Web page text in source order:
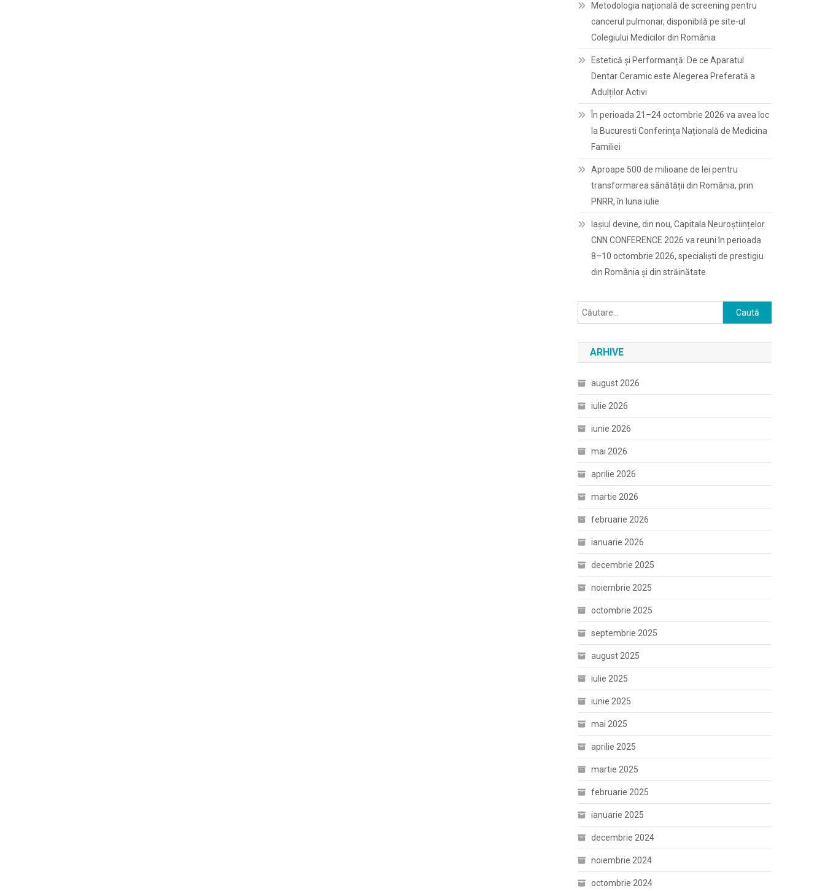
Metodologia națională de screening pentru
cancerul pulmonar, disponibilă pe site-ul
Colegiului Medicilor din România
Estetică și Performanță: De ce Aparatul
Dentar Ceramic este Alegerea Preferată a
Adulților Activi
În perioada 21–24 octombrie 2026 va avea loc
la Bucuresti Conferința Națională de Medicina
Familiei
Aproape 500 de milioane de lei pentru
transformarea sănătății din România, prin
PNRR, în luna iulie
Iașiul devine, din nou, Capitala Neuroștiințelor.
CNN CONFERENCE 2026 va reuni în perioada
8–10 octombrie 2026, specialiști de prestigiu
din România și din străinătate
Caută
după:
ARHIVE
august 2026
iulie 2026
iunie 2026
mai 2026
aprilie 2026
martie 2026
februarie 2026
ianuarie 2026
decembrie 2025
noiembrie 2025
octombrie 2025
septembrie 2025
august 2025
iulie 2025
iunie 2025
mai 2025
aprilie 2025
martie 2025
februarie 2025
ianuarie 2025
decembrie 2024
noiembrie 2024
octombrie 2024